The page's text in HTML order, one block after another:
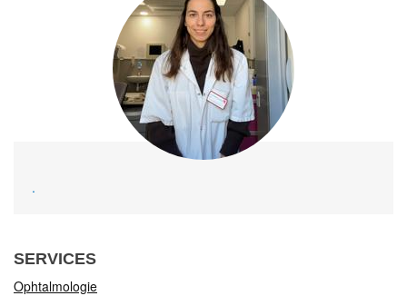
.
SERVICES
Ophtalmologie